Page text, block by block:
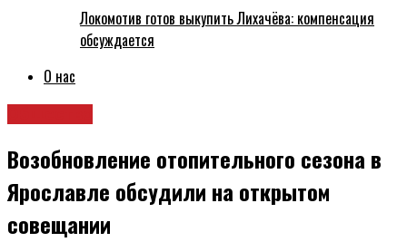
Локомотив готов выкупить Лихачёва: компенсация
обсуждается
О нас
Возобновление отопительного сезона в
Ярославле обсудили на открытом
совещании